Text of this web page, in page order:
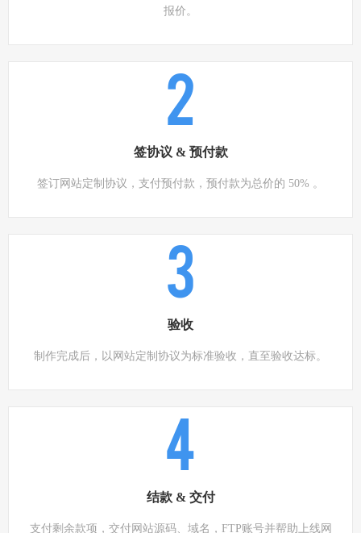
报价。
2
签协议 & 预付款
签订网站定制协议，支付预付款，预付款为总价的 50% 。
3
验收
制作完成后，以网站定制协议为标准验收，直至验收达标。
4
结款 & 交付
支付剩余款项，交付网站源码、域名，FTP账号并帮助上线网